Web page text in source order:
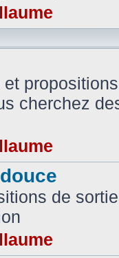
cherchez
de